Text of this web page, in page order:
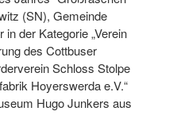
(SN), Gemeinde
der Kategorie „Verein
des Cottbuser
Schloss Stolpe
Hoyerswerda e.V.“
Hugo Junkers aus